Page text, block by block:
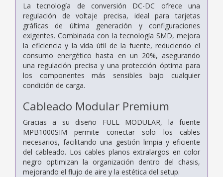
La tecnología de conversión DC-DC ofrece una
regulación de voltaje precisa, ideal para tarjetas
gráficas de última generación y configuraciones
exigentes. Combinada con la tecnología SMD, mejora
la eficiencia y la vida útil de la fuente, reduciendo el
consumo energético hasta en un 20%, asegurando
una regulación precisa y una protección óptima para
los componentes más sensibles bajo cualquier
condición de carga.
Cableado Modular Premium
Gracias a su diseño FULL MODULAR, la fuente
MPB1000SIM permite conectar solo los cables
necesarios, facilitando una gestión limpia y eficiente
del cableado. Los cables planos extralargos en color
negro optimizan la organización dentro del chasis,
mejorando el flujo de aire y la estética del setup.